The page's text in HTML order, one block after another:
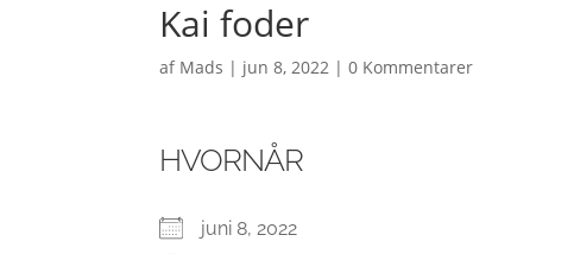
Kai foder
af Mads | jun 8, 2022 |0 Kommentarer
HVORNÅR
juni 8, 2022